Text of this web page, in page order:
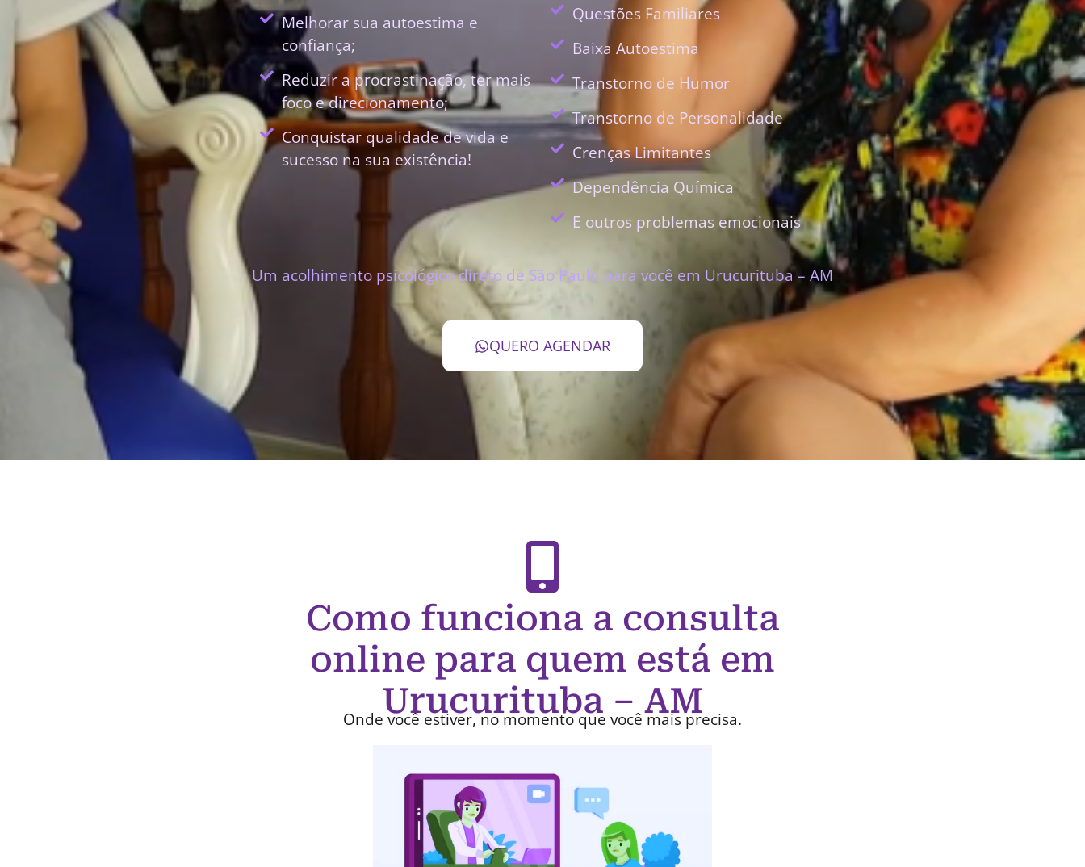
Melhorar sua autoestima e
confiança;
Reduzir a procrastinação, ter mais
foco e direcionamento;
Conquistar qualidade de vida e
sucesso na sua existência!
Questões Familiares
Baixa Autoestima
Transtorno de Humor
Transtorno de Personalidade
Crenças Limitantes
Dependência Química
E outros problemas emocionais
Um acolhimento psicológico direto de São Paulo para você em Urucurituba – AM
QUERO AGENDAR
Como funciona a consulta
online para quem está em
Urucurituba – AM
Onde você estiver, no momento que você mais precisa.